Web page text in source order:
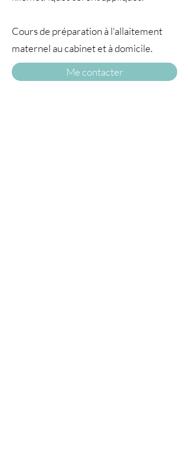
Cours de préparation à l'allaitement
maternel au cabinet et à domicile.
Me contacter